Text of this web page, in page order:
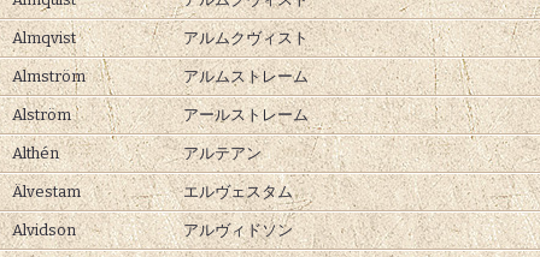
Almqvist アルムクヴィスト
Almström アルムストレーム
Alström アールストレーム
Althén アルテアン
Älvestam エルヴェスタム
Alvidson アルヴィドソン